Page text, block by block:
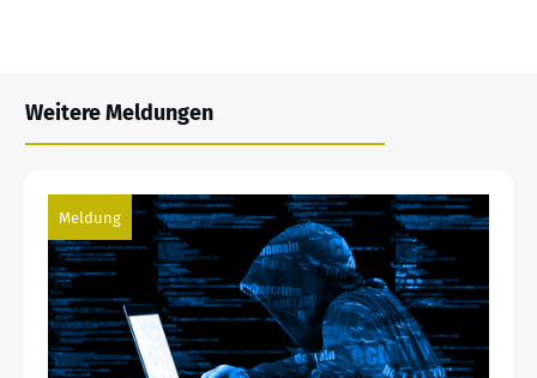
Weitere Meldungen
Meldung